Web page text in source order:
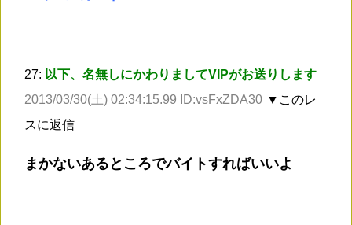
27: 以下、名無しにかわりましてVIPがお送りします
2013/03/30(土) 02:34:15.99 ID:vsFxZDA30 ▼このレ
スに返信
まかないあるところでバイトすればいいよ